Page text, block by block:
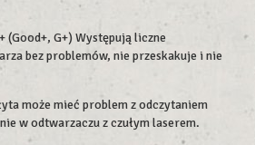
G+) Występują liczne
bez problemów, nie przeskakuje i nie
może mieć problem z odczytaniem
w odtwarzaczu z czułym laserem.